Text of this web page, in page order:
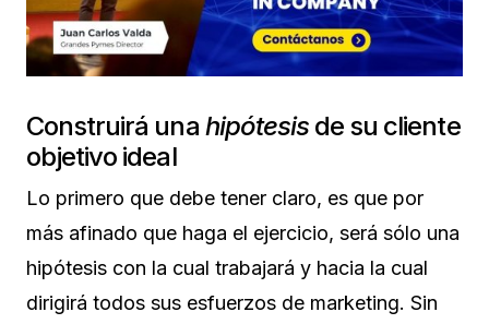
Construirá una hipótesisde su cliente
objetivo ideal
Lo primero que debe tener claro, es que por
más afinado que haga el ejercicio, será sólo una
hipótesis con la cual trabajará y hacia la cual
dirigirá todos sus esfuerzos de marketing. Sin